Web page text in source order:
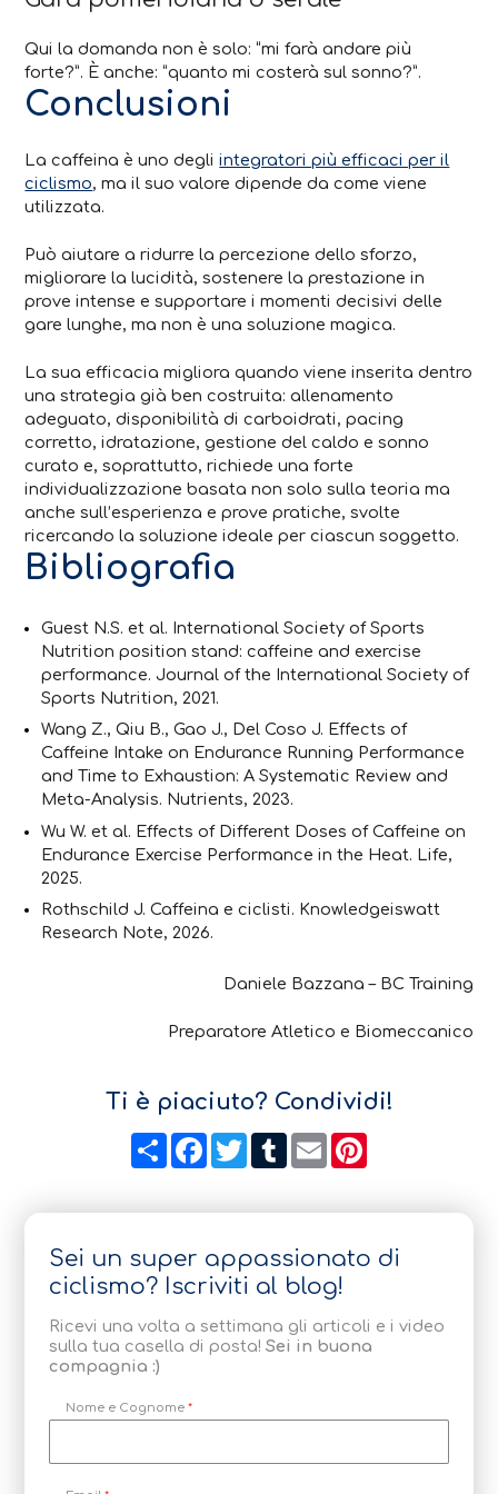
Qui la domanda non è solo: “mi farà andare più
forte?”. È anche: “quanto mi costerà sul sonno?”.
Conclusioni
La caffeina è uno degliintegratori più efficaci per il
ciclismo, ma il suo valore dipende da come viene
utilizzata.
Può aiutare a ridurre la percezione dello sforzo,
migliorare la lucidità, sostenere la prestazione in
prove intense e supportare i momenti decisivi delle
gare lunghe, ma non è una soluzione magica.
La sua efficacia migliora quando viene inserita dentro
una strategia già ben costruita: allenamento
adeguato, disponibilità di carboidrati, pacing
corretto, idratazione, gestione del caldo e sonno
curato e, soprattutto, richiede una forte
individualizzazione basata non solo sulla teoria ma
anche sull’esperienza e prove pratiche, svolte
ricercando la soluzione ideale per ciascun soggetto.
Bibliografia
Guest N.S. et al. International Society of Sports
Nutrition position stand: caffeine and exercise
performance. Journal of the International Society of
Sports Nutrition, 2021.
Wang Z., Qiu B., Gao J., Del Coso J. Effects of
Caffeine Intake on Endurance Running Performance
and Time to Exhaustion: A Systematic Review and
Meta-Analysis. Nutrients, 2023.
Wu W. et al. Effects of Different Doses of Caffeine on
Endurance Exercise Performance in the Heat. Life,
2025.
Rothschild J. Caffeina e ciclisti. Knowledgeiswatt
Research Note, 2026.
Daniele Bazzana – BC Training
Preparatore Atletico e Biomeccanico
Ti è piaciuto? Condividi!
CondividiFacebook
TwitterTumblrEmail
Sei un super appassionato di
ciclismo? Iscriviti al blog!
Ricevi una volta a settimana gli articoli e i video
sulla tua casella di posta!Sei in buona
compagnia :)
Nome e Cognome *